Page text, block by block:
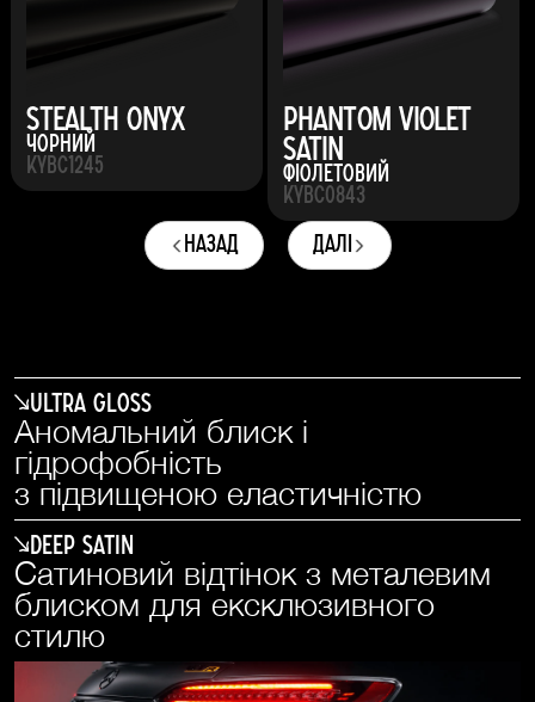
Stealth Onyx
Чорний
KYBC1245
Phantom Violet
Satin
Фіолетовий
KYBC0843
назад
далі
Ultra Gloss
Аномальний блиск і
гідрофобність
з підвищеною еластичністю
Deep Satin
Сатиновий відтінок з металевим
блиском для ексклюзивного
стилю